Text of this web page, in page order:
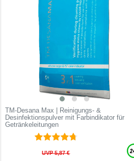
TM-Desana Max | Reinigungs- &
Desinfektionspulver mit Farbindikator für
Getränkeleitungen
UVP 5,87 €